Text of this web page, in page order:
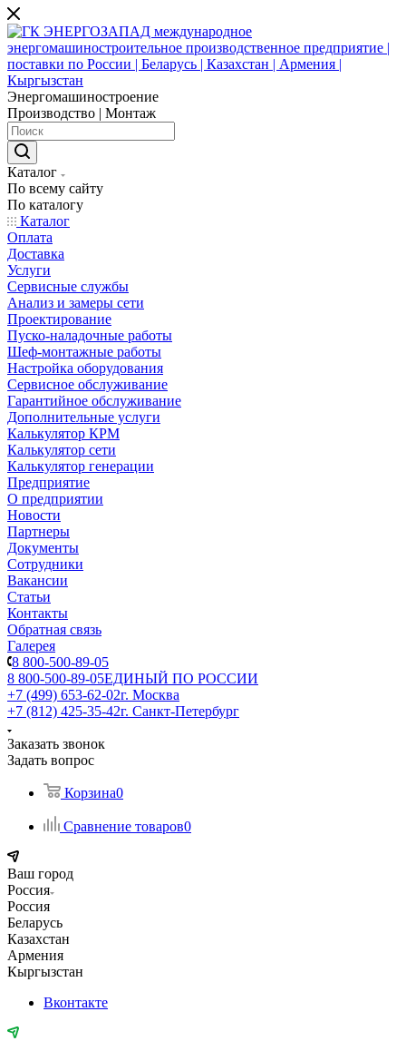
Энергомашиностроение
Производство | Монтаж
Каталог
По всему сайту
По каталогу
Каталог
Оплата
Доставка
Услуги
Сервисные службы
Анализ и замеры сети
Проектирование
Пуско-наладочные работы
Шеф-монтажные работы
Настройка оборудования
Сервисное обслуживание
Гарантийное обслуживание
Дополнительные услуги
Калькулятор КРМ
Калькулятор сети
Калькулятор генерации
Предприятие
О предприятии
Новости
Партнеры
Документы
Сотрудники
Вакансии
Статьи
Контакты
Обратная связь
Галерея
8 800-500-89-05
8 800-500-89-05ЕДИНЫЙ ПО РОССИИ
+7 (499) 653-62-02г. Москва
+7 (812) 425-35-42г. Санкт-Петербург
Заказать звонок
Задать вопрос
Корзина0
Сравнение товаров0
Ваш город
Россия
Россия
Беларусь
Казахстан
Армения
Кыргызстан
Вконтакте